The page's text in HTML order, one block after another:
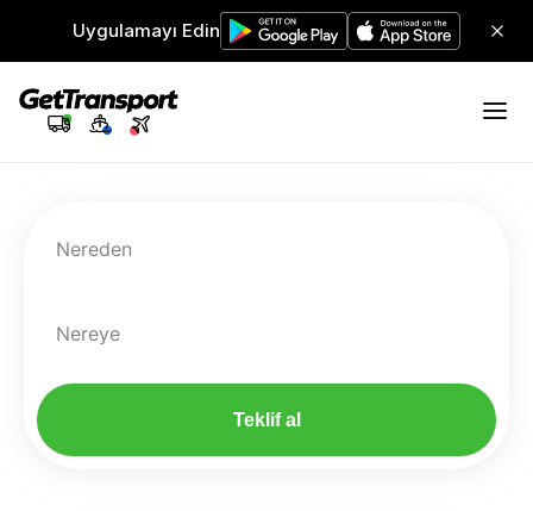
Uygulamayı Edin
Nereden
Nereye
Teklif al